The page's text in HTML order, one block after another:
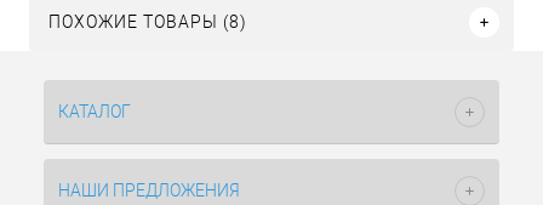
ПОХОЖИЕ ТОВАРЫ (8)
КАТАЛОГ
НАШИ ПРЕДЛОЖЕНИЯ